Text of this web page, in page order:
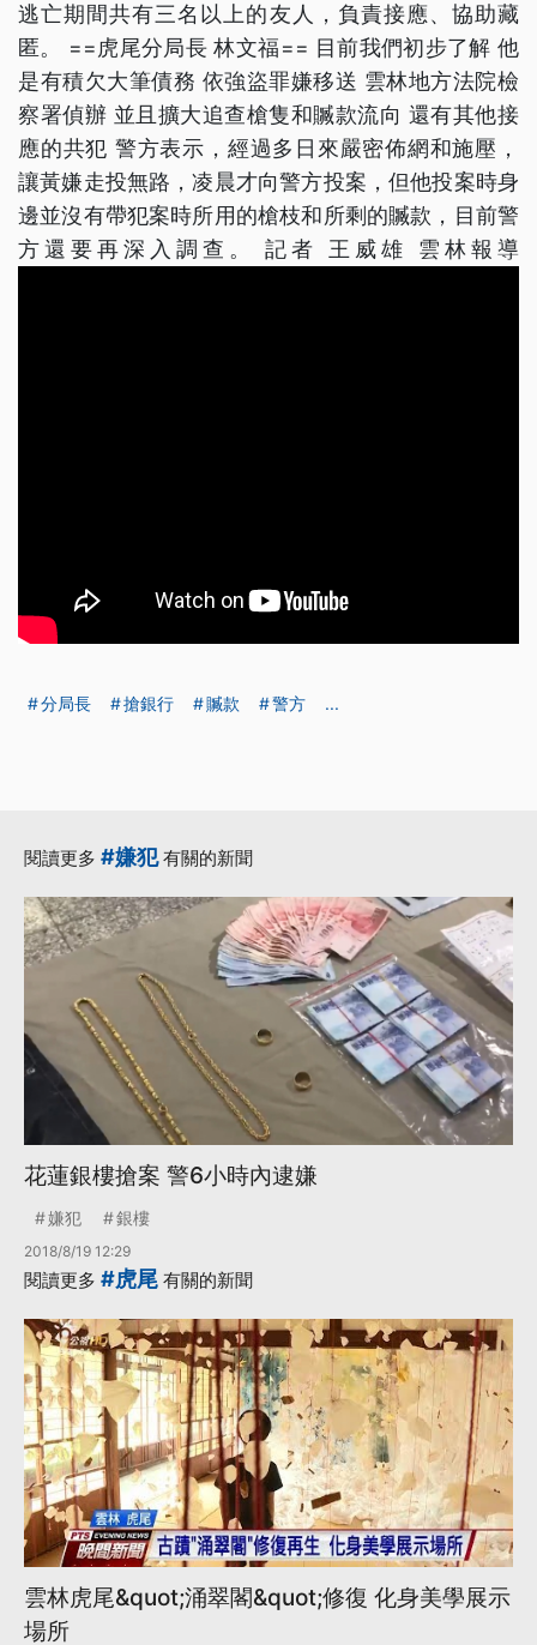
逃亡期間共有三名以上的友人，負責接應、協助藏
匿。 ==虎尾分局長 林文福== 目前我們初步了解 他
是有積欠大筆債務 依強盜罪嫌移送 雲林地方法院檢
察署偵辦 並且擴大追查槍隻和贓款流向 還有其他接
應的共犯 警方表示，經過多日來嚴密佈網和施壓，
讓黃嫌走投無路，凌晨才向警方投案，但他投案時身
邊並沒有帶犯案時所用的槍枝和所剩的贓款，目前警
方還要再深入調查。 記者 王威雄 雲林報導
分局長 搶銀行 贓款 警方 ...
閱讀更多 #嫌犯有關的新聞
花蓮銀樓搶案 警6小時內逮嫌
嫌犯 銀樓
2018/8/19 12:29
閱讀更多 #虎尾 有關的新聞
雲林虎尾&quot;涌翠閣&quot;修復 化身美學展示
場所